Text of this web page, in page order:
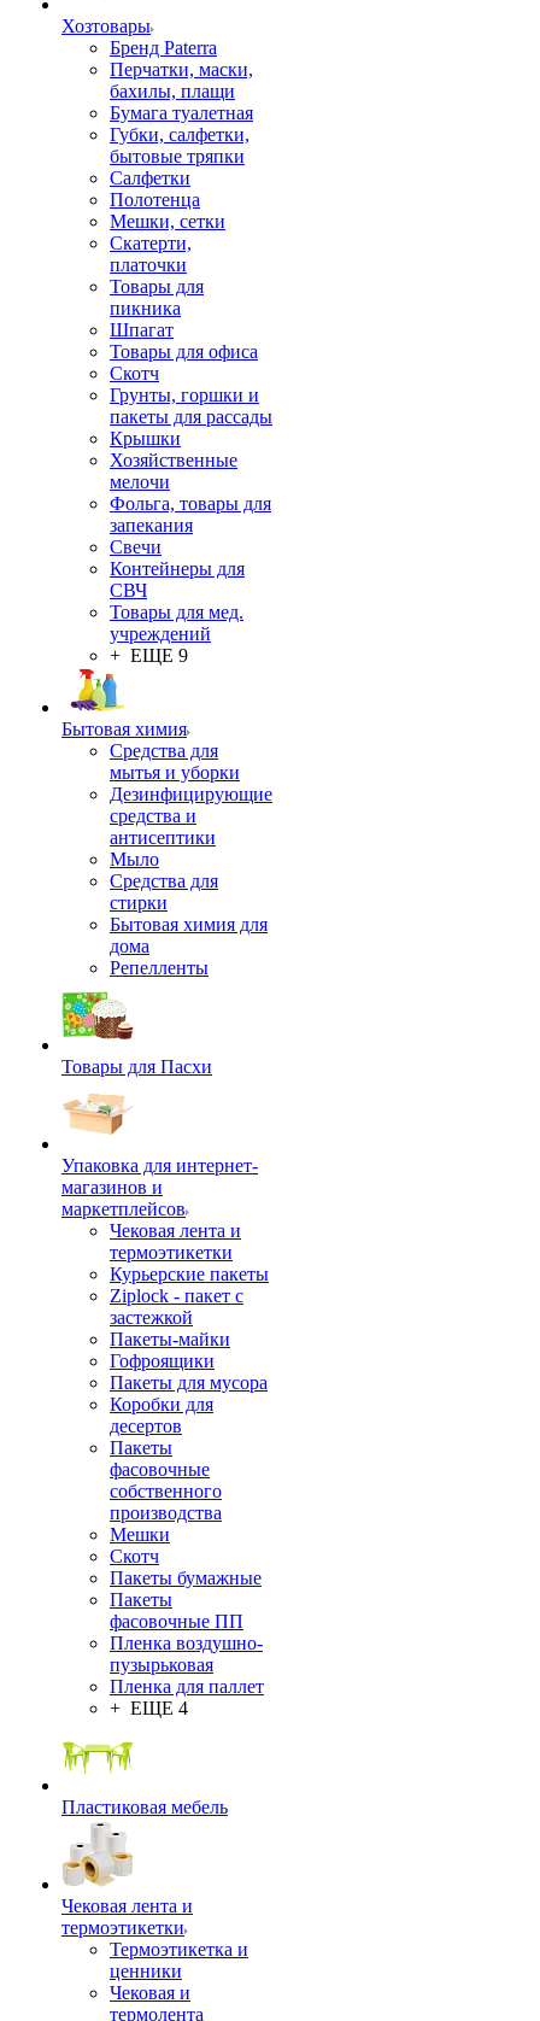
Хозтовары
Бренд Paterra
Перчатки, маски,
бахилы, плащи
Бумага туалетная
Губки, салфетки,
бытовые тряпки
Салфетки
Полотенца
Мешки, сетки
Скатерти,
платочки
Товары для
пикника
Шпагат
Товары для офиса
Скотч
Грунты, горшки и
пакеты для рассады
Крышки
Хозяйственные
мелочи
Фольга, товары для
запекания
Свечи
Контейнеры для
СВЧ
Товары для мед.
учреждений
+ ЕЩЕ 9
Бытовая химия
Средства для
мытья и уборки
Дезинфицирующие
средства и
антисептики
Мыло
Средства для
стирки
Бытовая химия для
дома
Репелленты
Товары для Пасхи
Упаковка для интернет-
магазинов и
маркетплейсов
Чековая лента и
термоэтикетки
Курьерские пакеты
Ziplock - пакет с
застежкой
Пакеты-майки
Гофроящики
Пакеты для мусора
Коробки для
десертов
Пакеты
фасовочные
собственного
производства
Мешки
Скотч
Пакеты бумажные
Пакеты
фасовочные ПП
Пленка воздушно-
пузырьковая
Пленка для паллет
+ ЕЩЕ 4
Пластиковая мебель
Чековая лента и
термоэтикетки
Термоэтикетка и
ценники
Чековая и
термолента